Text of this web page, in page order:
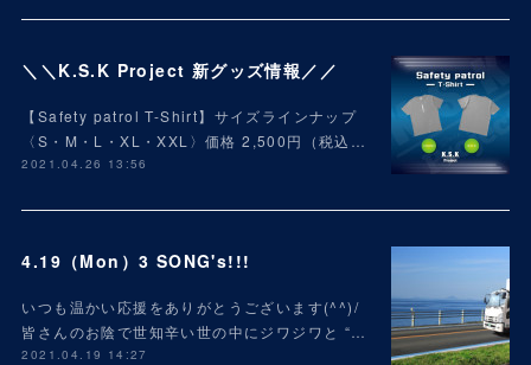
＼＼K.S.K Project 新グッズ情報／／
【Safety patrol T-Shirt】サイズラインナップ
〈S・M・L・XL・XXL〉価格 2,500円（税込…
2021.04.26 13:56
4.19（Mon）3 SONG's!!!
いつも温かい応援をありがとうございます(^^)/
皆さんのお陰で世知辛い世の中にジワジワと “…
2021.04.19 14:27